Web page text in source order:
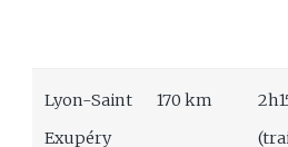
Lyon-Saint
Exupéry
170 km